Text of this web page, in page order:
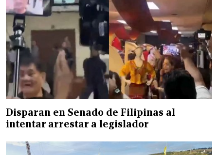
Disparan en Senado de Filipinas al
intentar arrestar a legislador